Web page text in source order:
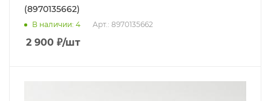
(8970135662)
В наличии: 4 Арт.: 8970135662
2 900 ₽/шт